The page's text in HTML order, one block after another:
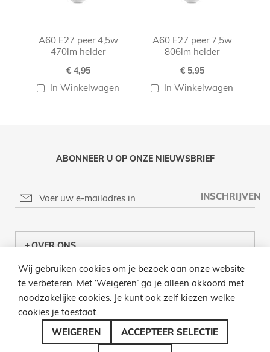
A60 E27 peer 4,5w
470lm helder
€ 4,95
In Winkelwagen
A60 E27 peer 7,5w
806lm helder
€ 5,95
In Winkelwagen
ABONNEER U OP ONZE NIEUWSBRIEF
INSCHRIJVEN
OVER ONS
KLANTENCENTRUM
INFO
BEL ONS
Wij gebruiken cookies om je bezoek aan onze website
te verbeteren. Met ‘Weigeren’ ga je alleen akkoord met
noodzakelijke cookies. Je kunt ook zelf kiezen welke
cookies je toestaat.
WEIGEREN
ACCEPTEER SELECTIE